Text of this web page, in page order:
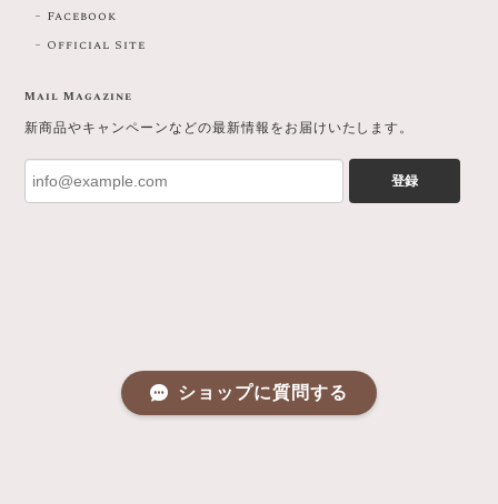
Facebook
Official Site
Mail Magazine
新商品やキャンペーンなどの最新情報をお届けいたします。
登録
ショップに質問する